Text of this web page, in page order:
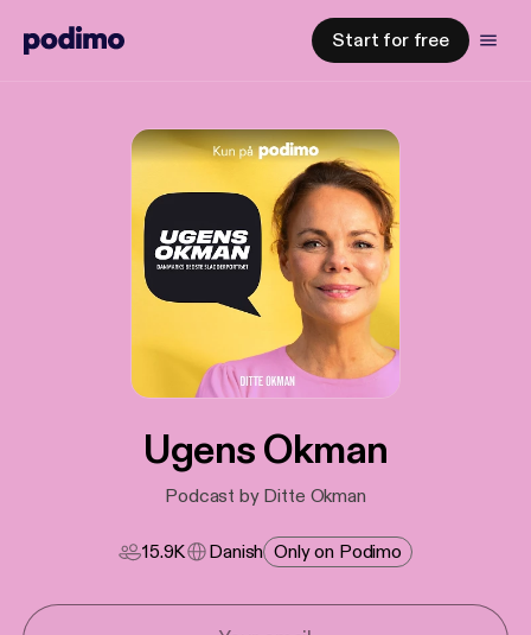
Start for free
Ugens Okman
Podcast by Ditte Okman
15.9K Danish Only on Podimo